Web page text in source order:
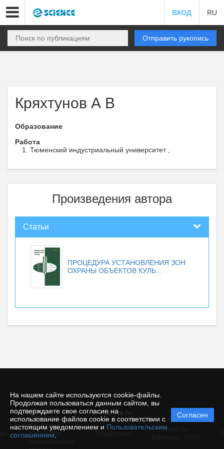
На нашем сайте используются cookie-файлы.
Продолжая пользоваться данным сайтом, вы
подтверждаете свое согласие на
использование файлов cookie в соответствии с
настоящим уведомлением и Пользовательским
соглашением
Согласен
ВХОД RU
Отправить рукопись
Кряхтунов А В
Образование
Работа
Тюменский индустриальный университет ,
Произведения автора
Статьи
ПРОЦЕДУРА УСТАНОВЛЕНИЯ ЗОН
ОХРАНЫ ОБЪЕКТОВ КУЛЬ...
© ecience.ru
Политика
защиты и
обработки
Powered by